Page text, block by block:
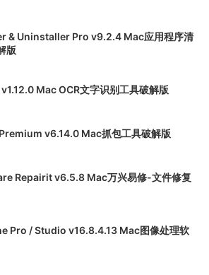
& Uninstaller Pro v9.2.4 Mac应用程序清
版
Mac OCR文字识别工具破解版
v6.14.0 Mac抓包工具破解版
Repairit v6.5.8 Mac万兴易修-文件修复
Pro / Studio v16.8.4.13 Mac图像处理软